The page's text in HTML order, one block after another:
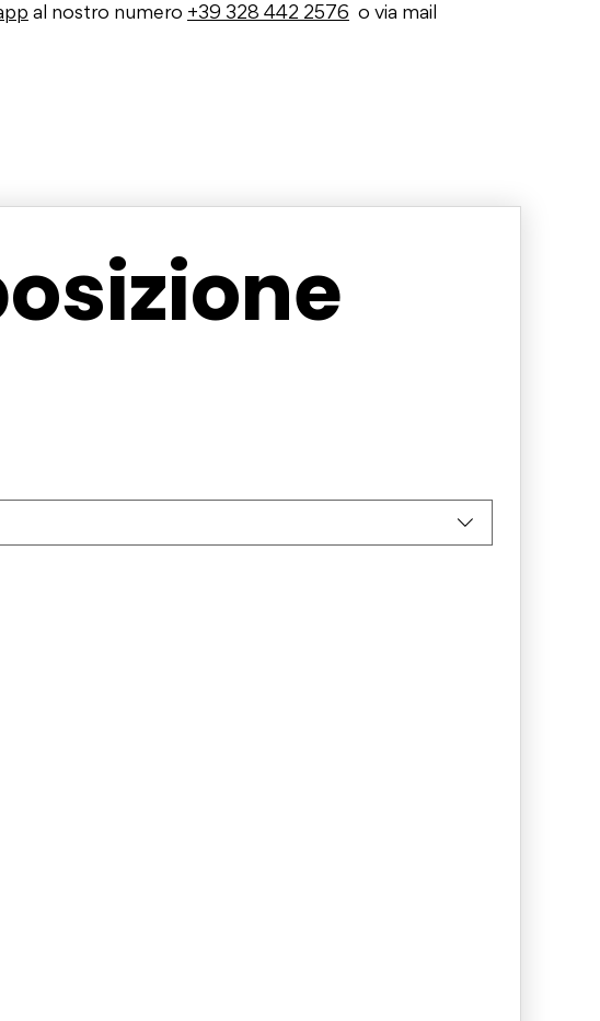
al nostro numero +39 328 442 2576 o via mail